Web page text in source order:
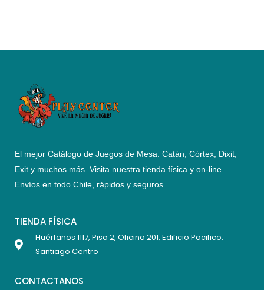
El mejor Catálogo de Juegos de Mesa: Catán, Córtex, Dixit,
Exit y muchos más. Visita nuestra tienda física y on-line.
Envíos en todo Chile, rápidos y seguros
TIENDA FÍSICA
Huérfanos 1117, Piso 2, Oficina 201, Edificio Pacifico.
Santiago Centro
CONTACTANOS